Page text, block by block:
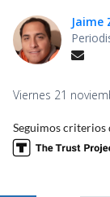
Jaime
Viernes 21
Seguimos criterios